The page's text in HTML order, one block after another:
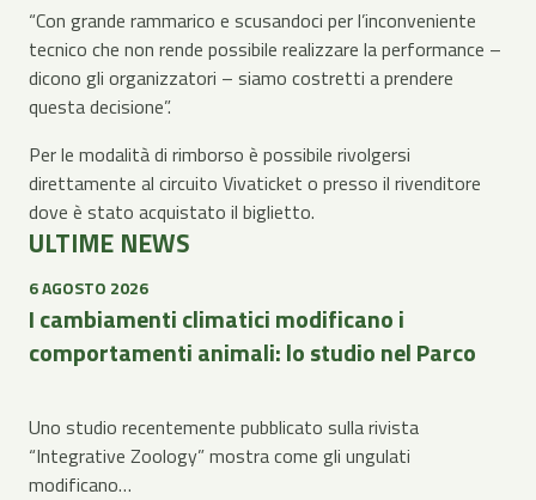
“Con grande rammarico e scusandoci per l’inconveniente
tecnico che non rende possibile realizzare la performance –
dicono gli organizzatori – siamo costretti a prendere
questa decisione”.
Per le modalità di rimborso è possibile rivolgersi
direttamente al circuito Vivaticket o presso il rivenditore
dove è stato acquistato il biglietto.
ULTIME NEWS
6 AGOSTO 2026
I cambiamenti climatici modificano i
comportamenti animali: lo studio nel Parco
Uno studio recentemente pubblicato sulla rivista
“Integrative Zoology” mostra come gli ungulati
modificano…